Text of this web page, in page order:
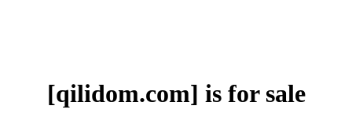
[qilidom.com] is for sale